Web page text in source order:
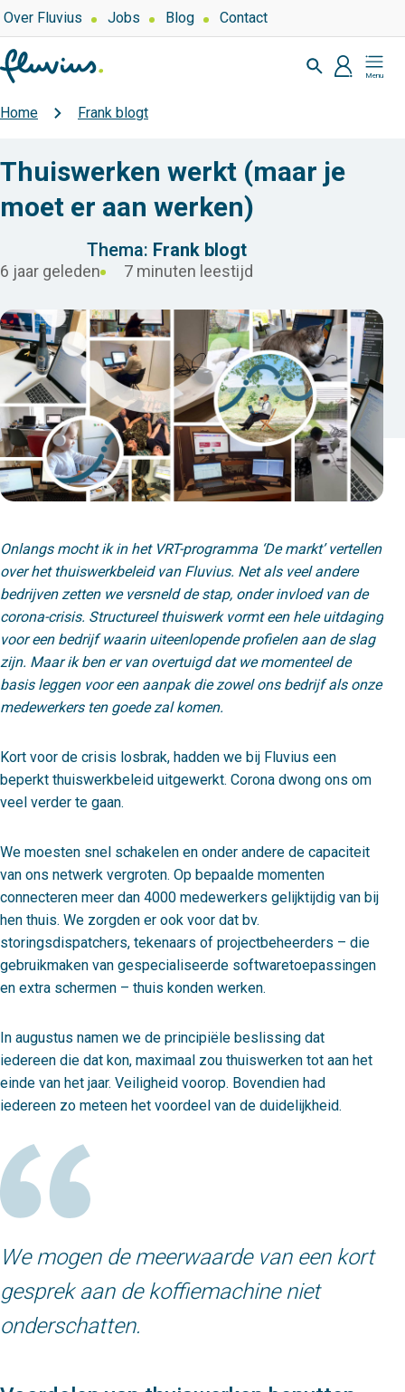
Overslaan
en
naar
de
inhoud
Top
navigation
Over Fluvius Jobs Blog Contact
Zoeken
profiel
Mijn
Kruimelpad
Home Frank blogt
Thuiswerken werkt (maar je
moet er aan werken)
Thema: Frank blogt
6 jaar geleden 7 minuten leestijd
Onlangs mocht ik in het VRT-programma ‘De markt’ vertellen
over het thuiswerkbeleid van Fluvius. Net als veel andere
bedrijven zetten we versneld de stap, onder invloed van de
corona-crisis. Structureel thuiswerk vormt een hele uitdaging
voor een bedrijf waarin uiteenlopende profielen aan de slag
zijn. Maar ik ben er van overtuigd dat we momenteel de
basis leggen voor een aanpak die zowel ons bedrijf als onze
medewerkers ten goede zal komen.
Kort voor de crisis losbrak, hadden we bij Fluvius een
beperkt thuiswerkbeleid uitgewerkt. Corona dwong ons om
veel verder te gaan.
We moesten snel schakelen en onder andere de capaciteit
van ons netwerk vergroten. Op bepaalde momenten
connecteren meer dan 4000 medewerkers gelijktijdig van bij
hen thuis. We zorgden er ook voor dat bv.
storingsdispatchers, tekenaars of projectbeheerders – die
gebruikmaken van gespecialiseerde softwaretoepassingen
en extra schermen – thuis konden werken.
In augustus namen we de principiële beslissing dat
iedereen die dat kon, maximaal zou thuiswerken tot aan het
einde van het jaar. Veiligheid voorop. Bovendien had
iedereen zo meteen het voordeel van de duidelijkheid.
We mogen de meerwaarde van een kort
gesprek aan de koffiemachine niet
onderschatten.